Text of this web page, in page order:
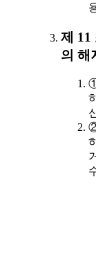
제 11
의 해